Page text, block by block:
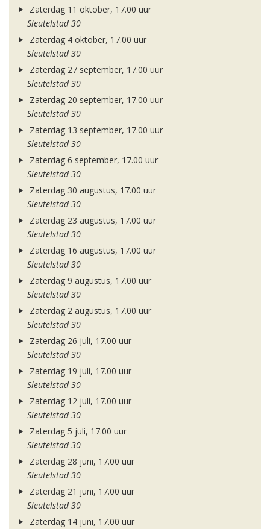
Zaterdag 11 oktober, 17.00 uur
Sleutelstad 30
Zaterdag 4 oktober, 17.00 uur
Sleutelstad 30
Zaterdag 27 september, 17.00 uur
Sleutelstad 30
Zaterdag 20 september, 17.00 uur
Sleutelstad 30
Zaterdag 13 september, 17.00 uur
Sleutelstad 30
Zaterdag 6 september, 17.00 uur
Sleutelstad 30
Zaterdag 30 augustus, 17.00 uur
Sleutelstad 30
Zaterdag 23 augustus, 17.00 uur
Sleutelstad 30
Zaterdag 16 augustus, 17.00 uur
Sleutelstad 30
Zaterdag 9 augustus, 17.00 uur
Sleutelstad 30
Zaterdag 2 augustus, 17.00 uur
Sleutelstad 30
Zaterdag 26 juli, 17.00 uur
Sleutelstad 30
Zaterdag 19 juli, 17.00 uur
Sleutelstad 30
Zaterdag 12 juli, 17.00 uur
Sleutelstad 30
Zaterdag 5 juli, 17.00 uur
Sleutelstad 30
Zaterdag 28 juni, 17.00 uur
Sleutelstad 30
Zaterdag 21 juni, 17.00 uur
Sleutelstad 30
Zaterdag 14 juni, 17.00 uur